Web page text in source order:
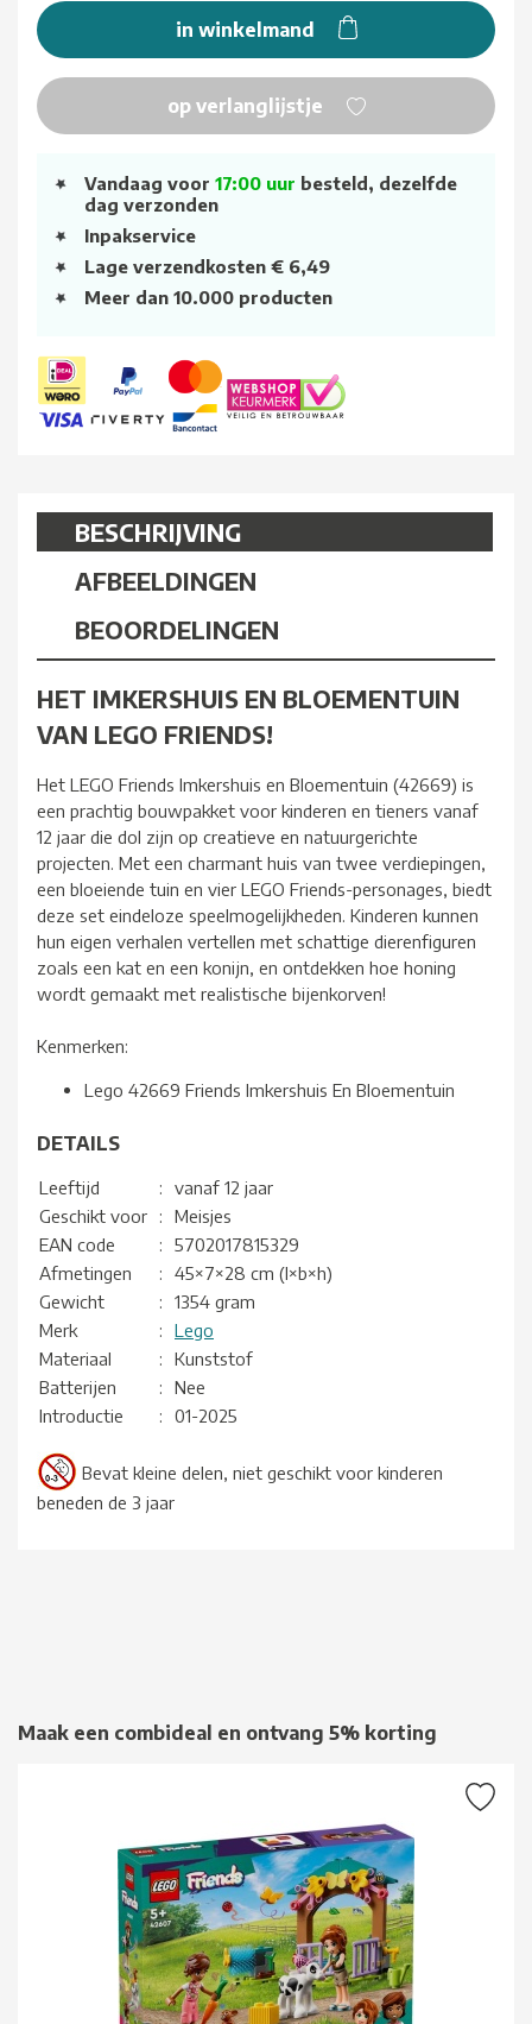
in winkelmand
op verlanglijstje
Vandaag voor 17:00 uur besteld, dezelfde
dag verzonden
Inpakservice
Lage verzendkosten € 6,49
Meer dan 10.000 producten
BESCHRIJVING
AFBEELDINGEN
BEOORDELINGEN
HET IMKERSHUIS EN BLOEMENTUIN
VAN LEGO FRIENDS!
Het LEGO Friends Imkershuis en Bloementuin (42669) is
een prachtig bouwpakket voor kinderen en tieners vanaf
12 jaar die dol zijn op creatieve en natuurgerichte
projecten. Met een charmant huis van twee verdiepingen,
een bloeiende tuin en vier LEGO Friends-personages, biedt
deze set eindeloze speelmogelijkheden. Kinderen kunnen
hun eigen verhalen vertellen met schattige dierenfiguren
zoals een kat en een konijn, en ontdekken hoe honing
wordt gemaakt met realistische bijenkorven!
Kenmerken:
Lego 42669 Friends Imkershuis En Bloementuin
DETAILS
Leeftijd :
vanaf 12 jaar
Geschikt voor
:
Meisjes
EAN code
:
5702017815329
Afmetingen
:
45×7×28 cm (l×b×h)
Gewicht
:
1354 gram
Merk
:
Lego
Materiaal
:
Kunststof
Batterijen
:
Nee
Introductie
: 01-2025
Bevat kleine delen, niet geschikt voor kinderen
beneden de 3 jaar
Maak een combideal en ontvang 5% korting